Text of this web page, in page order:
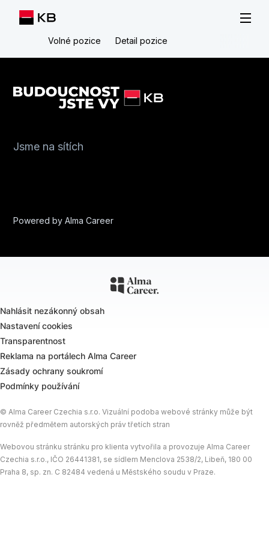
Volné pozice Detail pozice
Jsme na sítích
Powered byAlma Career
Nahlásit nezákonný obsah
Nastavení cookies
Transparentnost
Reklama na portálech Alma Career
Zásady ochrany soukromí
Podmínky používání
© Alma Career Czechia s.r.o. Vizuální podoba webové stránky může být
rovněž předmětem autorských práv třetích stran
Webovou stránku stránku pro klienta vytvořila a provozuje Alma Career
Czechia s.r.o., IČO 26441381, se sídlem Menclova 2538/2, Libeň, 180 00
Praha 8, sp. zn. C 82484 vedená u Městského soudu v Praze.